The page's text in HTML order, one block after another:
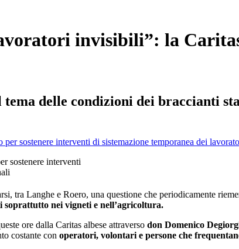
invisibili”: la
delle condizioni dei braccianti
sostenere interventi
tra Langhe e Roero, una questione che periodicamente
nei vigneti e nell’agricoltura.
ore dalla Caritas albese attraverso don Domenico
costante con operatori, volontari e persone che